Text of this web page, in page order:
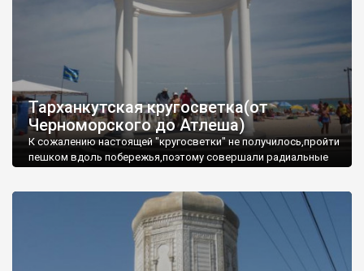
Тарханкутская кругосветка(от
Черноморского до Атлеша)
К сожалению настоящей "кругосветки" не получилось,пройти
пешком вдоль побережья,поэтому совершали радиальные